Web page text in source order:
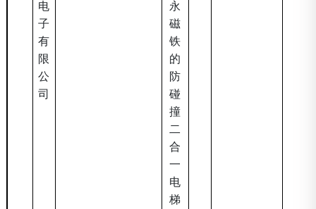
电
子
有
限
公
司
永
磁
铁
的
防
碰
撞
二
合
一
电
梯